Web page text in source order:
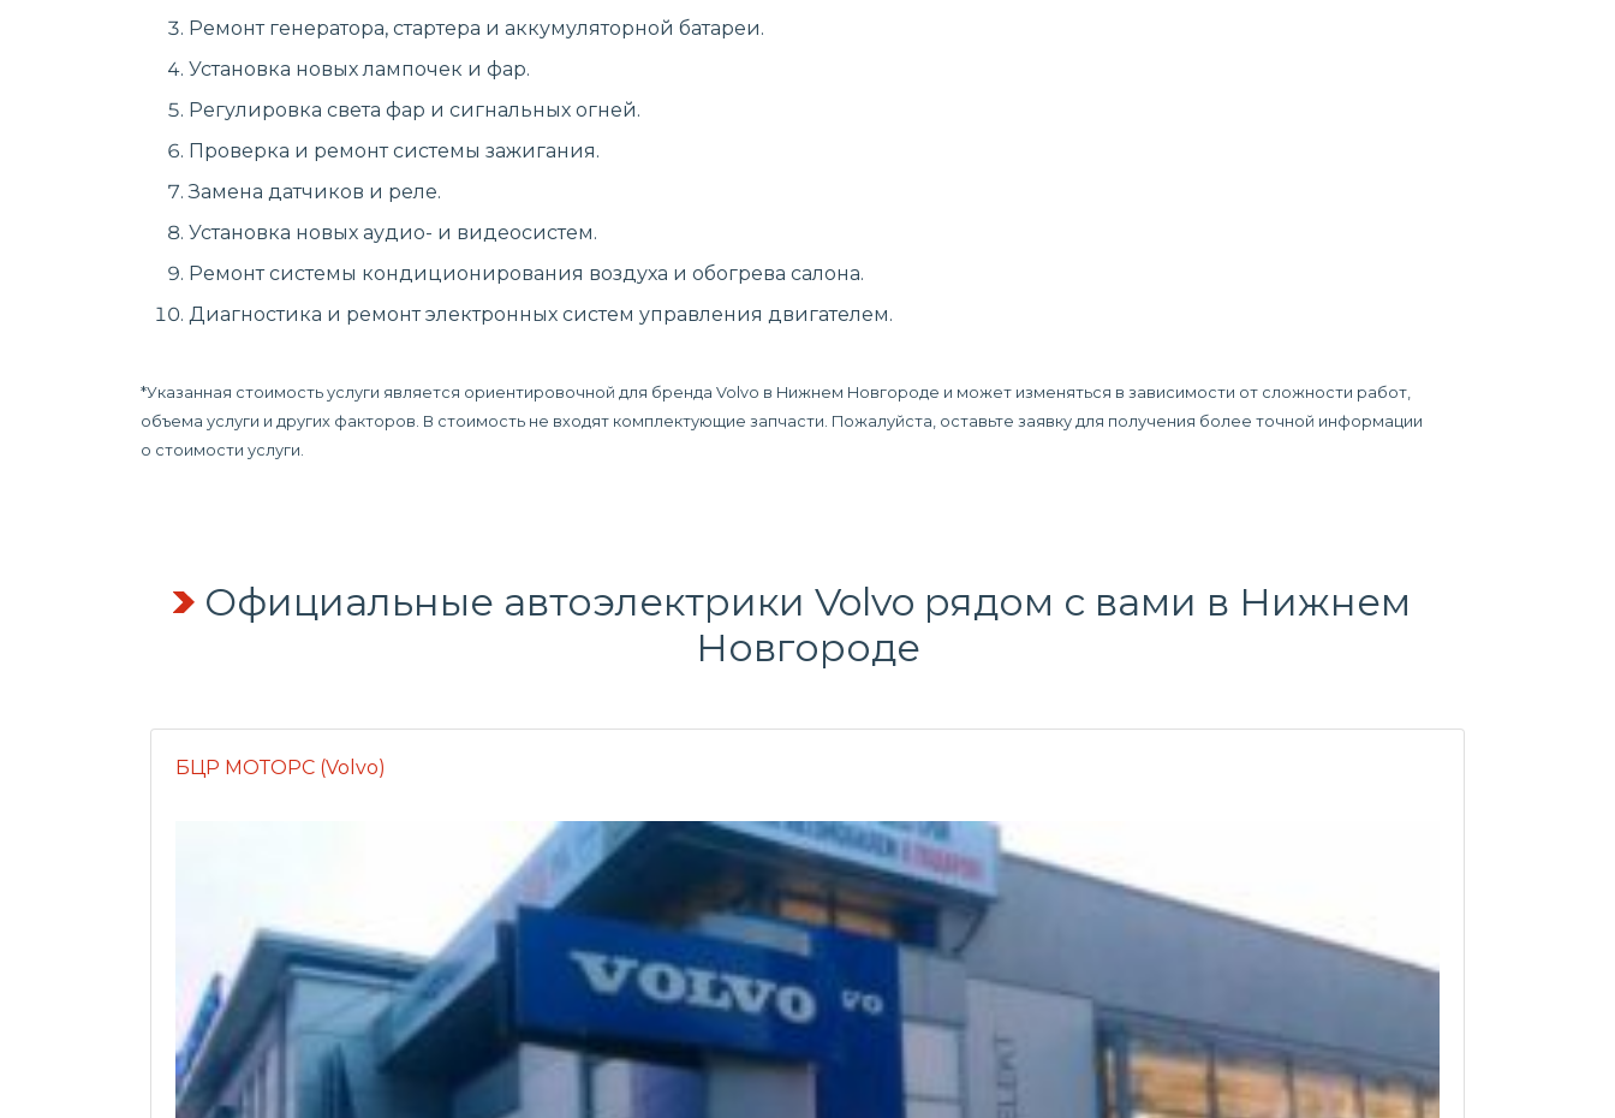
Ремонт генератора, стартера и аккумуляторной батареи.
Установка новых лампочек и фар.
Регулировка света фар и сигнальных огней.
Проверка и ремонт системы зажигания.
Замена датчиков и реле.
Установка новых аудио- и видеосистем.
Ремонт системы кондиционирования воздуха и обогрева салона.
Диагностика и ремонт электронных систем управления двигателем.
*Указанная стоимость услуги является ориентировочной для бренда Volvo в Нижнем Новгороде и может изменяться в зависимости от сложности работ,
объема услуги и других факторов. В стоимость не входят комплектующие запчасти. Пожалуйста, оставьте заявку для получения более точной информации
о стоимости услуги.
Официальные автоэлектрики Volvo рядом с вами в Нижнем
Новгороде
БЦР МОТОРС (Volvo)